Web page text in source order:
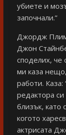
убиете и
започнали.”
Джордж
Джон
споделих, че
ми каза
работи.
редактора
близък, като
когото
актрисата